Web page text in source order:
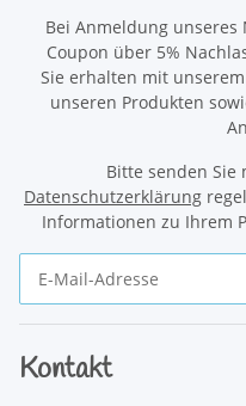
Bei Anmeldung
Coupon über 5%
Sie erhalten mit
unseren Produkten
Bitte senden
Datenschutzerklärung
Informationen zu Ihrem
Kontakt